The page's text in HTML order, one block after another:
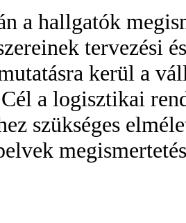
a hallgatók
tervezési
kerül a
a logisztikai
szükséges